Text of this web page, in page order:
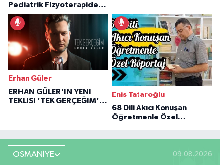
Pediatrik Fizyoterapiden
İlham Veren Hikâyeler
Erhan Güler
ERHAN GÜLER'IN YENI
TEKLISI 'TEK GERÇEĞIM'LE
Enis Tataroğlu
68 Dili Akıcı Konuşan
Öğretmenle Özel
OSMANİYE 09.08.2026